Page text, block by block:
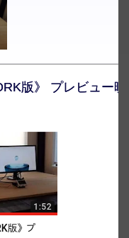
版》 プレビュー